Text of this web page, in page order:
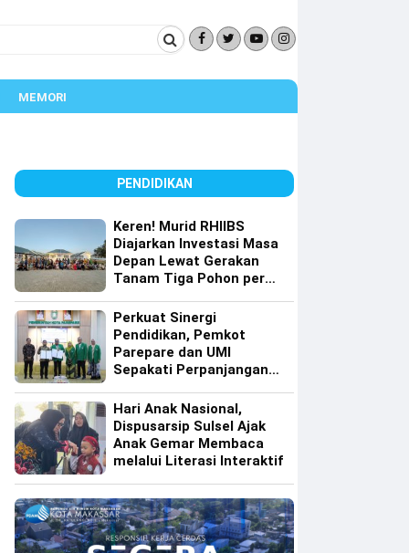
MEMORI
PENDIDIKAN
Keren! Murid RHIIBS
Diajarkan Investasi Masa
Depan Lewat Gerakan
Tanam Tiga Pohon per
Perkuat Sinergi
Pendidikan, Pemkot
Parepare dan UMI
Sepakati Perpanjangan
Perguruan Tinggi
Hari Anak Nasional,
Dispusarsip Sulsel Ajak
Anak Gemar Membaca
melalui Literasi Interaktif